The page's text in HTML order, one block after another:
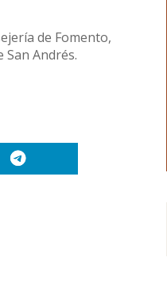
de Fomento,
Andrés.